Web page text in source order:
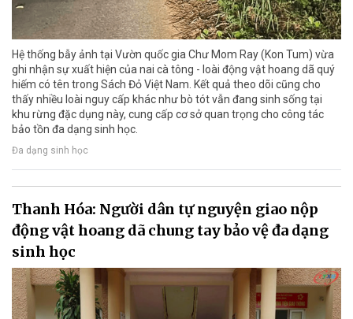
Hệ thống bẫy ảnh tại Vườn quốc gia Chư Mom Ray (Kon Tum) vừa
ghi nhận sự xuất hiện của nai cà tông - loài động vật hoang dã quý
hiếm có tên trong Sách Đỏ Việt Nam. Kết quả theo dõi cũng cho
thấy nhiều loài nguy cấp khác như bò tót vẫn đang sinh sống tại
khu rừng đặc dụng này, cung cấp cơ sở quan trọng cho công tác
bảo tồn đa dạng sinh học.
Đa dạng sinh học
Thanh Hóa: Người dân tự nguyện giao nộp
động vật hoang dã chung tay bảo vệ đa dạng
sinh học